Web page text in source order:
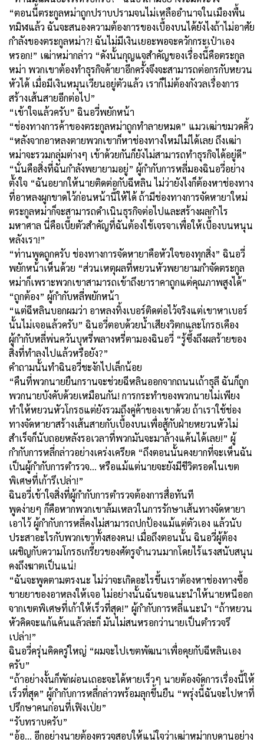
“ตอนนี้ตระกูลหม่าถูกปราบปรามจนไม่เหลืออำนาจในเมืองพื้น
ทมิฬแล้ว ฉันจะสนองความต้องการของเบื้องบนได้ยังไงถ้าไม่อาศัย
กำลังของตระกูลหม่า?! ฉันไม่มีเงินเยอะพอจะควักกระเป๋าเอง
หรอก!” เฒ่าหม่ากล่าว “ดังนั้นกุญแจสำคัญของเรื่องนี้คือตระกูล
หม่า พวกเขาต้องทำธุรกิจค้ายาอีกครั้งจึงจะสามารถต่อกรกับหยวน
หัวได้ เมื่อมีเงินหมุนเวียนอยู่ตัวแล้ว เราก็ไม่ต้องกังวลเรื่องการ
สร้างเส้นสายอีกต่อไป”
“เข้าใจแล้วครับ” ฉินอวี่พยักหน้า
“ช่องทางการค้าของตระกูลหม่าถูกทำลายหมด” แมวเฒ่าขมวดคิ้ว
“หลังจากอาหลงตายพวกเขาก็หาช่องทางใหม่ไม่ได้เลย ถึงเฒ่า
หม่าจะรวมกลุ่มต่างๆ เข้าด้วยกันก็ยังไม่สามารถทำธุรกิจได้อยู่ดี”
“นั่นคือสิ่งที่ฉันกำลังพยายามอยู่” ผู้กำกับการหลี่มองฉินอวี่อย่าง
ตั้งใจ “ฉันอยากให้นายติดต่อกับฉีหลิน ไม่ว่ายังไงก็ต้องหาช่องทาง
ที่อาหลงผูกขาดไว้ก่อนหน้านี้ให้ได้ ถ้ามีช่องทางการจัดหายาใหม่
ตระกูลหม่าก็จะสามารถดำเนินธุรกิจต่อไปและสร้างผลกำไร
มหาศาล นี่คือเบี้ยตัวสำคัญที่ฉันต้องใช้เจรจาเพื่อให้เบื้องบนหนุน
หลังเรา!”
“ท่านพูดถูกครับ ช่องทางการจัดหายาคือหัวใจของทุกสิ่ง” ฉินอวี่
พยักหน้าเห็นด้วย “ส่วนเหตุผลที่หยวนหัวพยายามกำจัดตระกูล
หม่าก็เพราะพวกเขาสามารถเข้าถึงยาราคาถูกแต่คุณภาพสูงได้”
“ถูกต้อง” ผู้กำกับหลี่พยักหน้า
“แต่ฉีหลินบอกผมว่า อาหลงทิ้งเบอร์ติดต่อไว้จริงแต่เขาหาเบอร์
นั้นไม่เจอแล้วครับ” ฉินอวี่ตอบด้วยน้ำเสียงวิตกและโกรธเคือง
ผู้กำกับหลี่พ่นควันบุหรี่พลางหรี่ตามองฉินอวี่ “รู้ซึ้งถึงผลร้ายของ
สิ่งที่ทำลงไปแล้วหรือยัง?”
คำถามนั้นทำฉินอวี่ชะงักไปเล็กน้อย
“คืนที่พวกนายยืนกรานจะช่วยฉีหลินออกจากถนนเถ้าธุลี ฉันก็ถูก
พวกนายบังคับด้วยเหมือนกัน! การกระทำของพวกนายไม่เพียง
ทำให้หยวนหัวโกรธแต่ยังรวมถึงคู่ค้าของเขาด้วย ถ้าเราใช้ช่อง
ทางจัดหายาสร้างเส้นสายกับเบื้องบนเพื่อสู้กับฝ่ายหยวนหัวไม่
สำเร็จก็นับถอยหลังรอเวลาที่พวกมันจะมาล้างแค้นได้เลย!” ผู้
กำกับการหลี่กล่าวอย่างเคร่งเครียด “ถึงตอนนั้นคงยากที่จะเห็นฉัน
เป็นผู้กำกับการตำรวจ… หรือแม้แต่นายจะยังมีชีวิตรอดในเขต
พิเศษที่เก้ารึเปล่า!”
ฉินอวี่เข้าใจสิ่งที่ผู้กำกับการตำรวจต้องการสื่อทันที
พูดง่ายๆ ก็คือหากพวกเขาล้มเหลวในการรักษาเส้นทางจัดหายา
เอาไว้ ผู้กำกับการหลี่คงไม่สามารถปกป้องแม้แต่ตัวเอง แล้วนับ
ประสาอะไรกับพวกเขาทั้งสองคน! เมื่อถึงตอนนั้น ฉินอวี่ผู้ต้อง
เผชิญกับความโกรธเกรี้ยวของศัตรูจำนวนมากโดยไร้แรงสนับสนุน
คงถึงฆาตเป็นแน่!
“ฉันจะพูดตามตรงนะ ไม่ว่าจะเกิดอะไรขึ้นเราต้องหาช่องทางซื้อ
ขายยาของอาหลงให้เจอ ไม่อย่างนั้นฉันขอแนะนำให้นายหนีออก
จากเขตพิเศษที่เก้าให้เร็วที่สุด!” ผู้กำกับการหลี่แนะนำ “ถ้าหยวน
หัวคิดจะแก้แค้นแล้วล่ะก็ มันไม่สนหรอกว่านายเป็นตำรวจรึ
เปล่า!”
ฉินอวี่ครุ่นคิดครู่ใหญ่ “ผมจะไปเขตพัฒนาเพื่อคุยกับฉีหลินเอง
ครับ”
“ถ้าอย่างงั้นก็พักผ่อนเถอะจะได้หายเร็วๆ นายต้องจัดการเรื่องนี้ให้
เร็วที่สุด” ผู้กำกับการหลี่กล่าวพร้อมลุกขึ้นยืน “พรุ่งนี้ฉันจะไปหาที่
ปรึกษาคนก่อนที่เฟิงเป่ย”
“รับทราบครับ”
“อ้อ… อีกอย่างนายต้องตรวจสอบให้แน่ใจว่าเฒ่าหม่ากบดานอย่าง